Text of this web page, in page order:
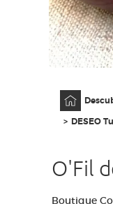
ES
DESEO
O'Fil
Boutique